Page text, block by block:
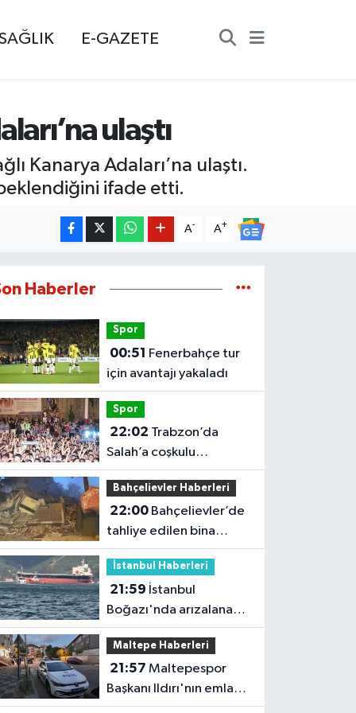
E-GAZETE
ulaştı
Kanarya Adaları’na ulaştı.
ifade etti.
A- A+
Haberler
Spor
00:51
için avantajı yakaladı
Spor
22:02
Salah’a coşkulu
karşılama
Bahçelievler Haberleri
22:00Bahçelievler’de
tahliye edilen bina
çöktü
İstanbul Haberleri
21:59
Boğazı'nda arızalanan
gemi çekildi; trafik
yeniden açıldı
Maltepe Haberleri
21:57
Başkanı Ildırı'nın emlak
dükkanı kurşunlandı: 1